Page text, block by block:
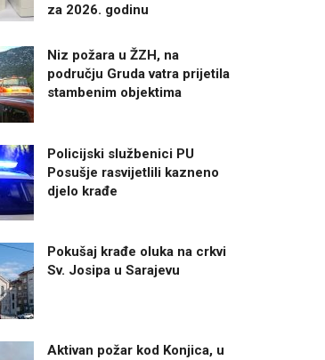
za 2026. godinu
Niz požara u ŽZH, na
području Gruda vatra prijetila
stambenim objektima
Policijski službenici PU
Posušje rasvijetlili kazneno
djelo krađe
Pokušaj krađe oluka na crkvi
Sv. Josipa u Sarajevu
Aktivan požar kod Konjica, u